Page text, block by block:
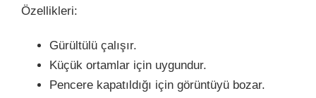
Özellikleri:
Gürültülü çalışır.
Küçük ortamlar için uygundur.
Pencere kapatıldığı için görüntüyü bozar.